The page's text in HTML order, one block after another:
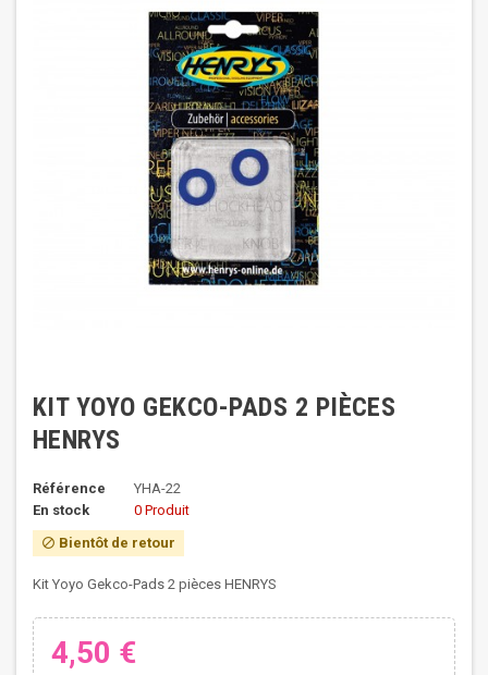
KIT YOYO GEKCO-PADS 2 PIÈCES
HENRYS
Référence
YHA-22
En stock
0 Produit
block Bientôt de retour
Kit Yoyo Gekco-Pads 2 pièces HENRYS
4,50 €